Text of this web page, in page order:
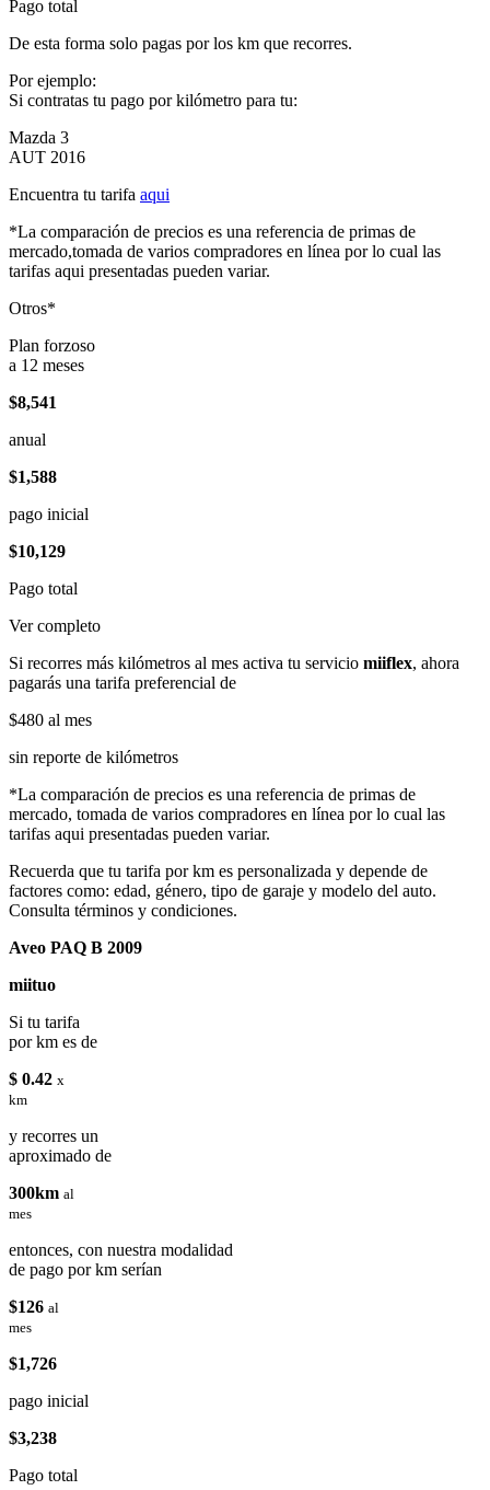
Pago total
De esta forma solo pagas por los km que recorres.
Por ejemplo:
Si contratas tu pago por kilómetro para tu:
Mazda 3
AUT 2016
Encuentra tu tarifa aqui
*La comparación de precios es una referencia de primas de
mercado,tomada de varios compradores en línea por lo cual las
tarifas aqui presentadas pueden variar.
Otros*
Plan forzoso
a 12 meses
$8,541
anual
$1,588
pago inicial
$10,129
Pago total
Ver completo
Si recorres más kilómetros al mes activa tu servicio miiflex, ahora
pagarás una tarifa preferencial de
$480 al mes
sin reporte de kilómetros
*La comparación de precios es una referencia de primas de
mercado, tomada de varios compradores en línea por lo cual las
tarifas aqui presentadas pueden variar.
Recuerda que tu tarifa por km es personalizada y depende de
factores como: edad, género, tipo de garaje y modelo del auto.
Consulta términos y condiciones.
Aveo PAQ B 2009
miituo
Si tu tarifa
por km es de
$ 0.42 x
km
y recorres un
aproximado de
300km al
mes
entonces, con nuestra modalidad
de pago por km serían
$126 al
mes
$1,726
pago inicial
$3,238
Pago total